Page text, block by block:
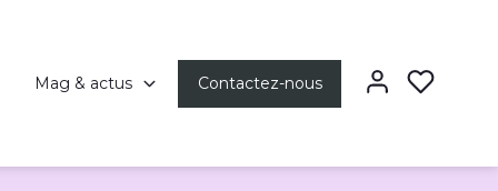
Mag & actus Contactez-nous